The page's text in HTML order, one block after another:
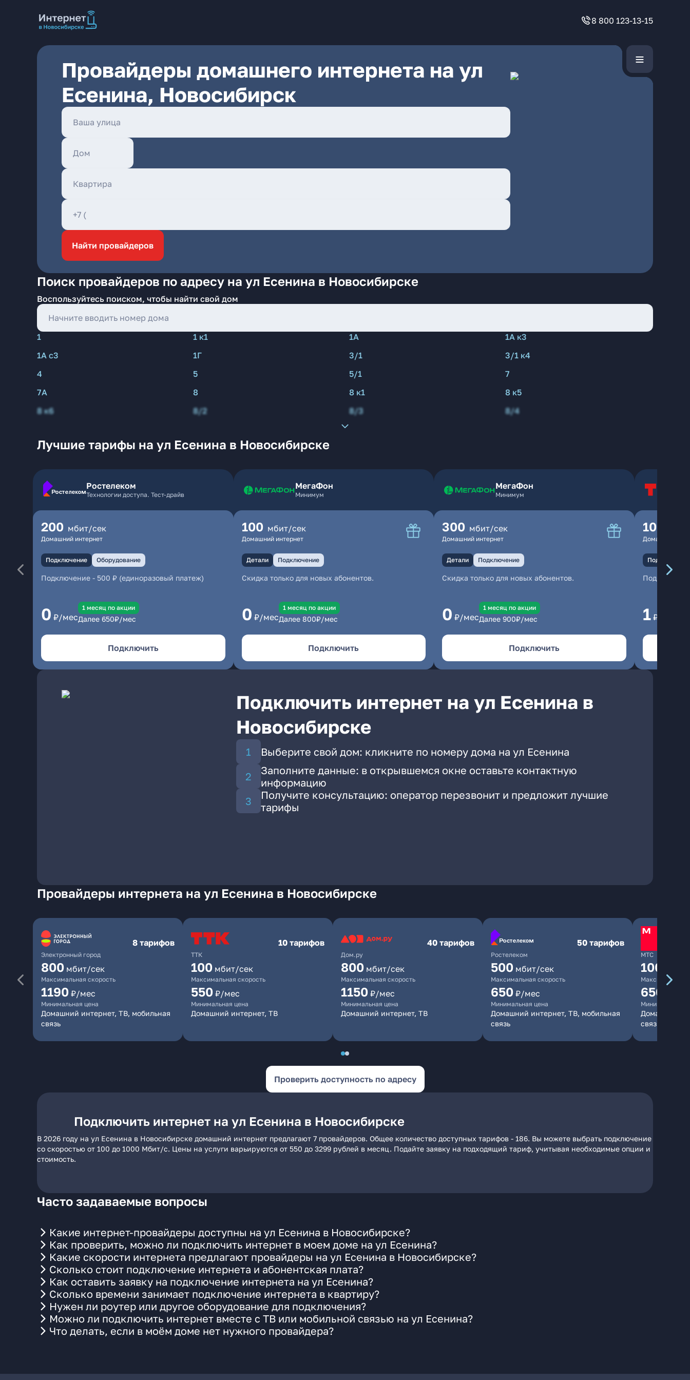
8 800 123-13-15
Провайдеры домашнего интернета на ул
Есенина, Новосибирск
Найти провайдеров
Поиск провайдеров по адресу на ул Есенина в Новосибирске
Воспользуйтесь поиском, чтобы найти свой дом
1 1 к1 1А
1А к3
1А с3
1Г 3/1
3/1 к4
4
5 5/1
7
7А
8 8 к1
8 к5
8 к6
8/2 8/3 8/4
Лучшие тарифы на ул Есенина в Новосибирске
Ростелеком
Технологии доступа. Тест-драйв
200 мбит/сек
Домашний интернет
Подключение Оборудование
Подключение - 500 ₽ (единоразовый платеж)
0 ₽/мес
1 месяц по акции
Далее 650₽/мес
Подключить
МегаФон
Минимум
100 мбит/сек
Домашний интернет
Детали Подключение
Скидка только для новых абонентов.
0 ₽/мес
1 месяц по акции
Далее 800₽/мес
Подключить
МегаФон
Минимум
300 мбит/сек
Домашний интернет
Детали Подключение
Скидка только для новых абонентов.
0 ₽/мес
1 месяц по акции
Далее 900₽/мес
Подключить
100
Домашний
Подключение
1 ₽/мес
Подключить интернет на ул Есенина в
Новосибирске
Выберите свой дом: кликните по номеру дома на ул Есенина
Заполните данные: в открывшемся окне оставьте контактную
информацию
Получите консультацию: оператор перезвонит и предложит лучшие
тарифы
Провайдеры интернета на ул Есенина в Новосибирске
Электронный город
8 тарифов
800 мбит/сек
Максимальная скорость
1190 ₽/мес
Минимальная цена
Домашний интернет, ТВ, мобильная
связь
ТТК
10 тарифов
100 мбит/сек
Максимальная скорость
550 ₽/мес
Минимальная цена
Домашний интернет, ТВ
Дом.ру
40 тарифов
800 мбит/сек
Максимальная скорость
1150 ₽/мес
Минимальная цена
Домашний интернет, ТВ
Ростелеком
50 тарифов
500 мбит/сек
Максимальная скорость
650 ₽/мес
Минимальная цена
Домашний интернет, ТВ, мобильная
связь
МТС
1000
Максимальная
650
Минимальная
Домашний
связь
Проверить доступность по адресу
Подключить интернет на ул Есенина в Новосибирске
В 2026 году на ул Есенина в Новосибирске домашний интернет предлагают 7 провайдеров. Общее количество доступных тарифов - 186. Вы можете выбрать подключение
со скоростью от 100 до 1000 Мбит/с. Цены на услуги варьируются от 550 до 3299 рублей в месяц. Подайте заявку на подходящий тариф, учитывая необходимые опции и
стоимость.
Часто задаваемые вопросы
Какие интернет-провайдеры доступны на ул Есенина в Новосибирске?
Как проверить, можно ли подключить интернет в моем доме на ул Есенина?
Какие скорости интернета предлагают провайдеры на ул Есенина в Новосибирске?
Сколько стоит подключение интернета и абонентская плата?
Как оставить заявку на подключение интернета на ул Есенина?
Сколько времени занимает подключение интернета в квартиру?
Нужен ли роутер или другое оборудование для подключения?
Можно ли подключить интернет вместе с ТВ или мобильной связью на ул Есенина?
Что делать, если в моём доме нет нужного провайдера?